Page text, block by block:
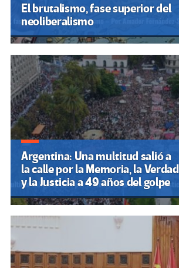
El brutalismo, fase superior del
neoliberalismo
Argentina: Una multitud salió a
la calle por la Memoria, la Verdad
y la Justicia a 49 años del golpe